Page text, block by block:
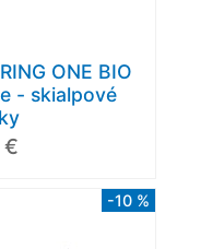
ONE BIO
- skialpové
€
-10 %